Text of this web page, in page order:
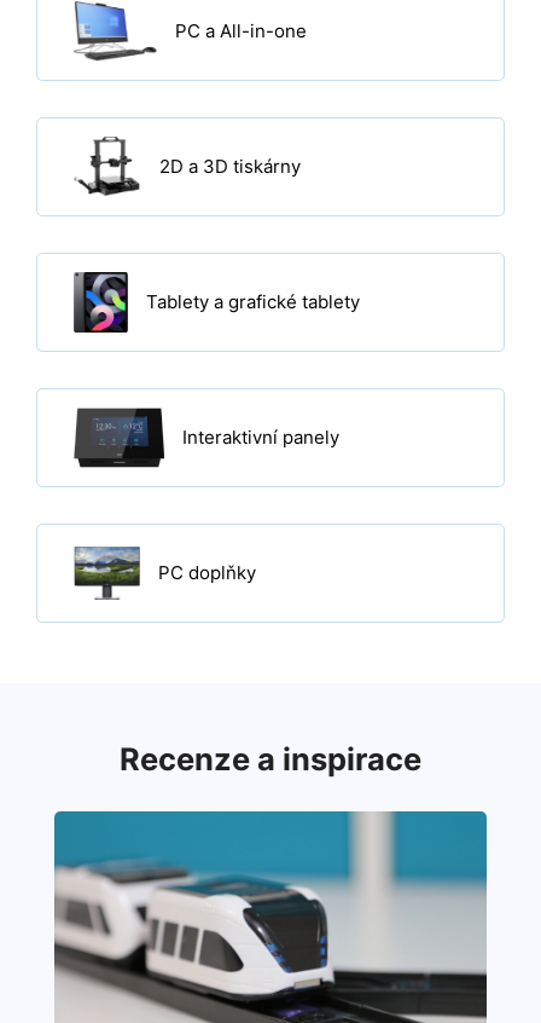
PC a All-in-one
2D a 3D tiskárny
Tablety a grafické tablety
Interaktivní panely
PC doplňky
Recenze a inspirace